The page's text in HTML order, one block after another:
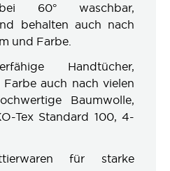
60° waschbar,
behalten auch nach
und Farbe.
Handtücher,
auch nach vielen
Baumwolle,
Tex Standard 100, 4-
für starke